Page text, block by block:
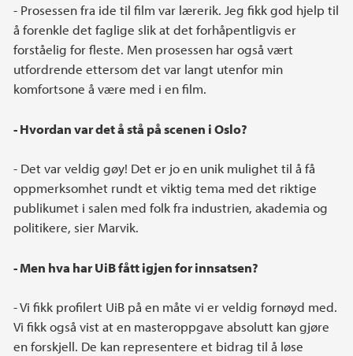
- Prosessen fra ide til film var lærerik. Jeg fikk god hjelp til
å forenkle det faglige slik at det forhåpentligvis er
forståelig for fleste. Men prosessen har også vært
utfordrende ettersom det var langt utenfor min
komfortsone å være med i en film.
- Hvordan var det å stå på scenen i Oslo?
- Det var veldig gøy! Det er jo en unik mulighet til å få
oppmerksomhet rundt et viktig tema med det riktige
publikumet i salen med folk fra industrien, akademia og
politikere, sier Marvik.
- Men hva har UiB fått igjen for innsatsen?
- Vi fikk profilert UiB på en måte vi er veldig fornøyd med.
Vi fikk også vist at en masteroppgave absolutt kan gjøre
en forskjell. De kan representere et bidrag til å løse